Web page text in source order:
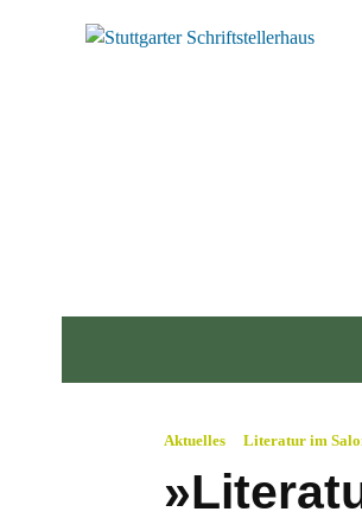
Aktuelles Literatur im